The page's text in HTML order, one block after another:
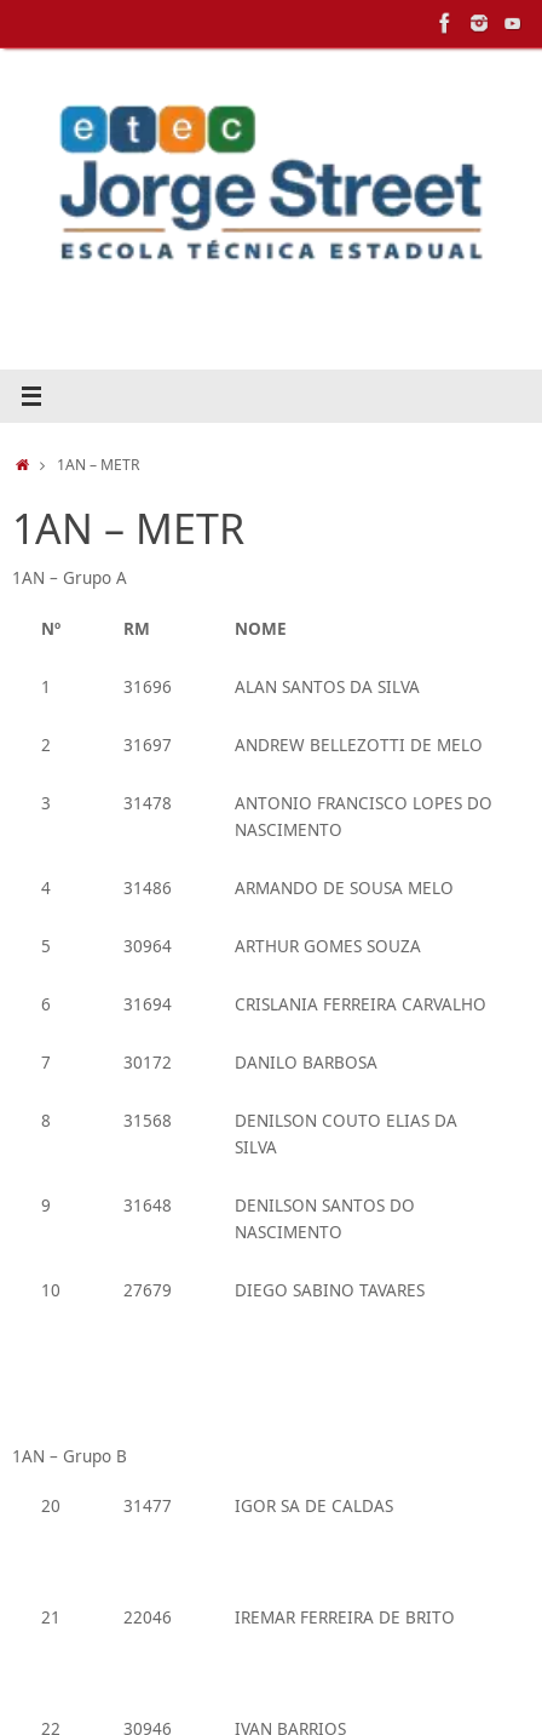
HOME1AN – METR
1AN – METR
1AN – Grupo A
Nº RM NOME
1 31696 ALAN SANTOS DA SILVA
2 31697 ANDREW BELLEZOTTI DE MELO
3 31478
ANTONIO FRANCISCO LOPES DO
NASCIMENTO
4 31486 ARMANDO DE SOUSA MELO
5 30964 ARTHUR GOMES SOUZA
6 31694 CRISLANIA FERREIRA CARVALHO
7 30172 DANILO BARBOSA
8 31568
DENILSON COUTO ELIAS DA
SILVA
9 31648
DENILSON SANTOS DO
NASCIMENTO
10 27679 DIEGO SABINO TAVARES
1AN – Grupo B
20 31477 IGOR SA DE CALDAS
21 22046 IREMAR FERREIRA DE BRITO
22 30946 IVAN BARRIOS